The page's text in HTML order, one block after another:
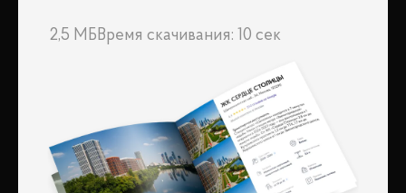
2,5 МБ Время скачивания: 10 сек